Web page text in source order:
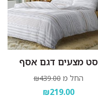
סט מצעים דגם אסף
החל מ ₪439.00
₪219.00